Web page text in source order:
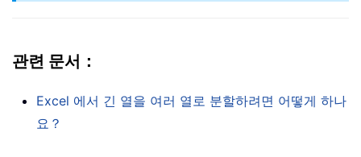
관련 문서：
Excel 에서 긴 열을 여러 열로 분할하려면 어떻게 하나
요？